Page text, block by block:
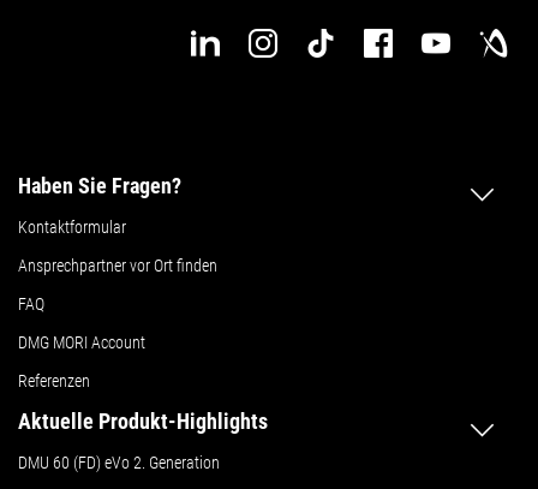
Haben Sie Fragen?
Kontaktformular
Ansprechpartner vor Ort finden
FAQ
DMG MORI Account
Referenzen
Aktuelle Produkt-Highlights
DMU 60 (FD) eVo 2. Generation